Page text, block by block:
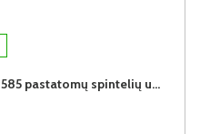
SORENTO K04 BLENDA 870*585 pastatomų spintelių užbaigimo detalė (Puccini)